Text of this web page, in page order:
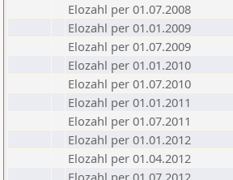
Elozahl per 01.07.2008
Elozahl per 01.01.2009
Elozahl per 01.07.2009
Elozahl per 01.01.2010
Elozahl per 01.07.2010
Elozahl per 01.01.2011
Elozahl per 01.07.2011
Elozahl per 01.01.2012
Elozahl per 01.04.2012
Elozahl per 01.07.2012